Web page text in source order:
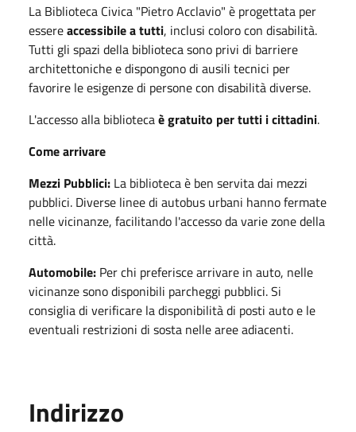
La Biblioteca Civica "Pietro Acclavio" è progettata per
essereaccessibile a tutti, inclusi coloro con disabilità.
Tutti gli spazi della biblioteca sono privi di barriere
architettoniche e dispongono di ausili tecnici per
favorire le esigenze di persone con disabilità diverse.
L'accesso alla bibliotecaè gratuito per tutti i cittadini.
Come arrivare
Mezzi Pubblici: La biblioteca è ben servita dai mezzi
pubblici. Diverse linee di autobus urbani hanno fermate
nelle vicinanze, facilitando l'accesso da varie zone della
città.
Automobile: Per chi preferisce arrivare in auto, nelle
vicinanze sono disponibili parcheggi pubblici. Si
consiglia di verificare la disponibilità di posti auto e le
eventuali restrizioni di sosta nelle aree adiacenti.
Indirizzo